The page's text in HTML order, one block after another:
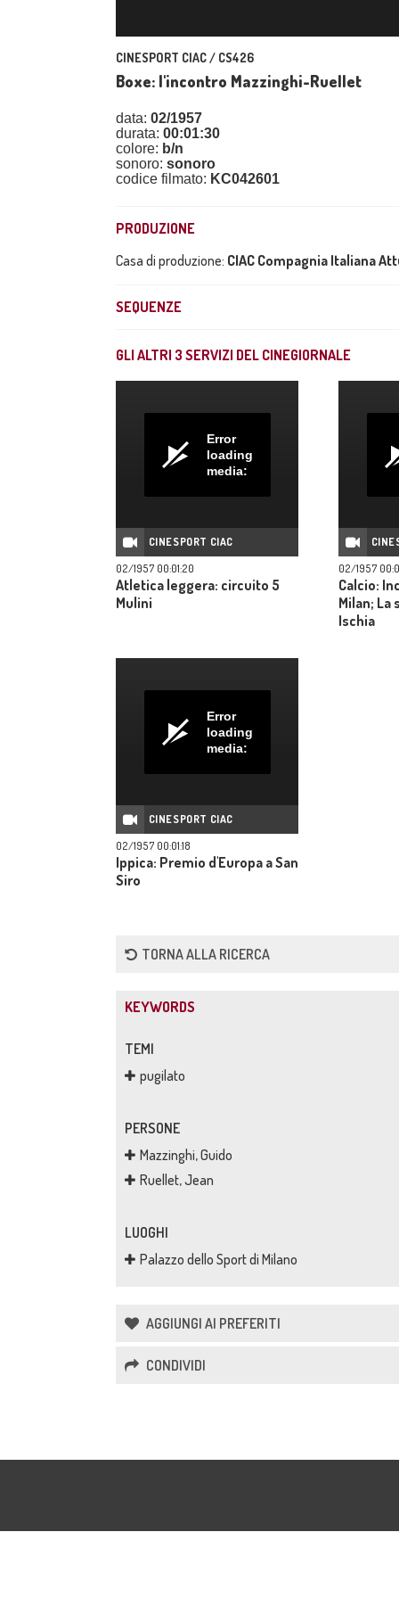
CINESPORT CIAC / CS426
Boxe: l'incontro Mazzinghi-Ruellet
data: 02/1957
durata: 00:01:30
colore: b/n
sonoro: sonoro
codice filmato: KC042601
PRODUZIONE
Casa di produzione: CIAC Compagnia Italiana
SEQUENZE
GLI ALTRI 3 SERVIZI DEL CINEGIORNALE
Error
loading
media:
CINESPORT CIAC
02/1957 00:01:20
Atletica leggera: circuito 5
Mulini
02/1957
Calcio:
Milan; La
Ischia
Error
loading
media:
CINESPORT CIAC
02/1957 00:01:18
Ippica: Premio d'Europa a San
Siro
TORNA ALLA RICERCA
KEYWORDS
TEMI
pugilato
PERSONE
Mazzinghi, Guido
Ruellet, Jean
LUOGHI
Palazzo dello Sport di Milano
AGGIUNGI AI PREFERITI
CONDIVIDI